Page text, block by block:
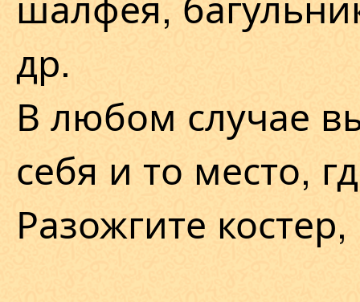
др.
В любом случае
себя и то место,
Разожгите